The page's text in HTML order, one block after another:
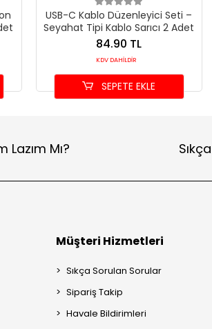
USB-C Kablo Düzenleyici Seti –
Seyahat Tipi Kablo Sarıcı 2 Adet
84.90 TL
KDV DAHİLDİR
SEPETE EKLE
Lazım Mı?
Müşteri Hizmetleri
Sıkça Sorulan Sorular
Sipariş Takip
Havale Bildirimleri